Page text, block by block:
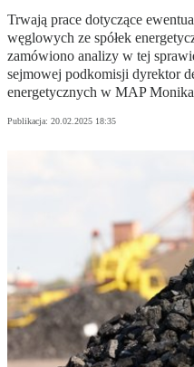
Trwają prace dotyczące
węglowych ze spółek
zamówiono analizy w tej
sejmowej podkomisji dyrektor
energetycznych w MAP
Publikacja: 20.02.2025 18:35